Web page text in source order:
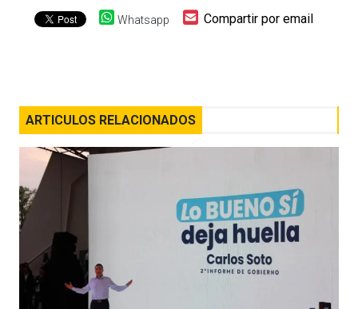
Whatsapp Compartir por email
ARTICULOS RELACIONADOS